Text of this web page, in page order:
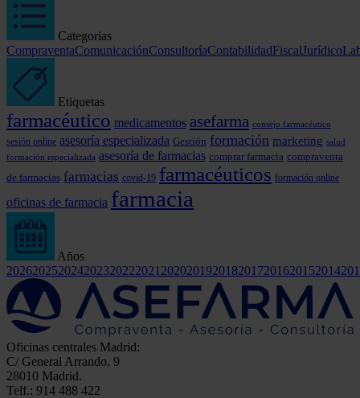
Categorias
CompraventaComunicaciónConsultoríaContabilidadFiscalJurídico
Etiquetas
farmacéutico medicamentos asefarma consejo farmacéutico
sesión online asesoría especializada Gestión formación marketing salud
formación especializada asesoría de farmacias comprar farmacia compraventa
de farmacias farmacias covid-19 farmacéuticos formación online
oficinas de farmacia farmacia
Años
202620252024202320222021 2020201920182017201620152014
Oficinas centrales Madrid:
C/ General Arrando, 9
28010 Madrid.
Telf.: 914 488 422